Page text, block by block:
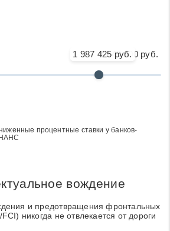
1 987 425 руб.
2 649 900 руб.
процентные ставки у банков-
вождение
и предотвращения фронтальных
никогда не отвлекается от дороги